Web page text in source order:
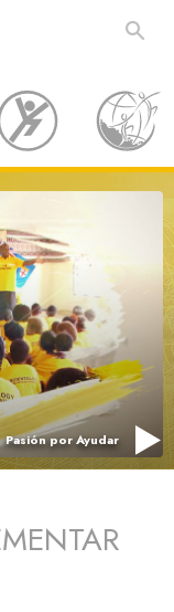
Pasión por Ayudar